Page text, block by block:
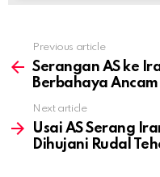
more
Previous article
Serangan AS ke
Berbahaya
Next article
Usai AS Serang
Dihujani Rudal